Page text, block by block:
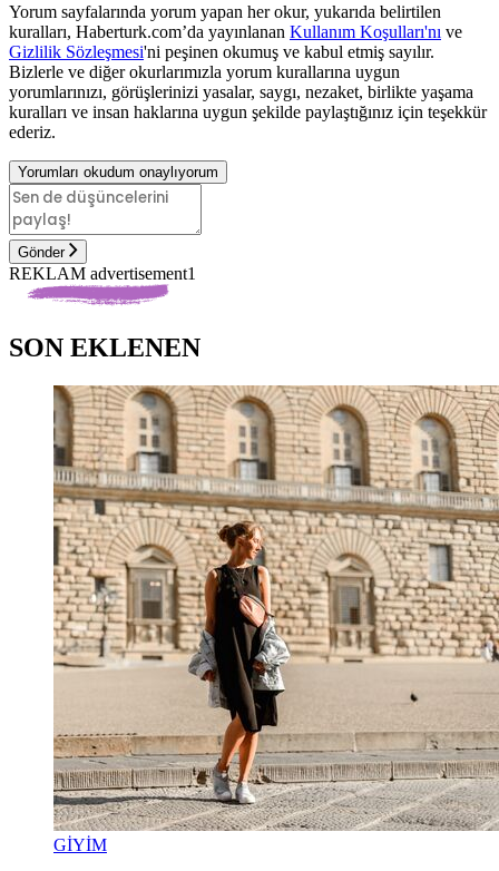
Yorum sayfalarında yorum yapan her okur, yukarıda belirtilen
kuralları, Haberturk.com’da yayınlanan Kullanım Koşulları'nı ve
Gizlilik Sözleşmesi'ni peşinen okumuş ve kabul etmiş sayılır.
Bizlerle ve diğer okurlarımızla yorum kurallarına uygun
yorumlarınızı, görüşlerinizi yasalar, saygı, nezaket, birlikte yaşama
kuralları ve insan haklarına uygun şekilde paylaştığınız için teşekkür
ederiz.
Yorumları okudum onaylıyorum
Gönder
REKLAM advertisement1
SON EKLENEN
GİYİM